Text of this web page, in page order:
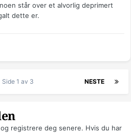
står over et alvorlig deprimert
dette er.
NESTE
Side 1 av 3
registrere deg senere. Hvis du har